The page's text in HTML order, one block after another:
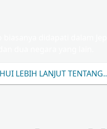
LEBIH LANJUT TENTANG